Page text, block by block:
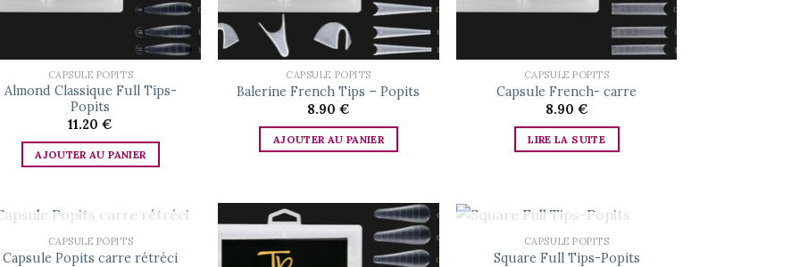
CAPSULE POPITS
Almond Classique Full Tips-
Popits
11.20€
AJOUTER AU PANIER
CAPSULE POPITS
Balerine French Tips – Popits
8.90 €
AJOUTER AU PANIER
CAPSULE POPITS
Capsule French- carre
8.90 €
LIRE LA SUITE
RUPTURE DE STOCK
CAPSULE POPITS
Capsule Popits carre rétréci
RUPTURE DE STOCK
CAPSULE POPITS
Square Full Tips-Popits